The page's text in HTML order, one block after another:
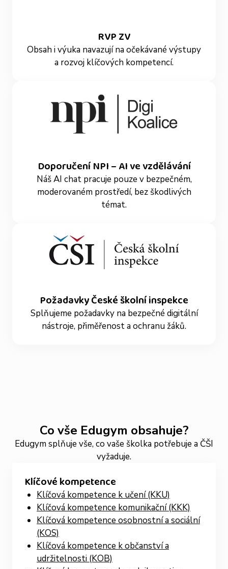
RVP ZV
Obsah i výuka navazují na očekávané výstupy
a rozvoj klíčových kompetencí.
Doporučení NPI – AI ve vzdělávání
Náš AI chat pracuje pouze v bezpečném,
moderovaném prostředí, bez škodlivých
témat.
Požadavky České školní inspekce
Splňujeme požadavky na bezpečné digitální
nástroje, přiměřenost a ochranu žáků.
Co vše Edugym obsahuje?
Edugym splňuje vše, co vaše školka potřebuje a ČŠI
vyžaduje.
Klíčové kompetence
Klíčová kompetence k učení (KKU)
Klíčová kompetence komunikační (KKK)
Klíčová kompetence osobnostní a sociální
(KOS)
Klíčová kompetence k občanství a
udržitelnosti (KOB)